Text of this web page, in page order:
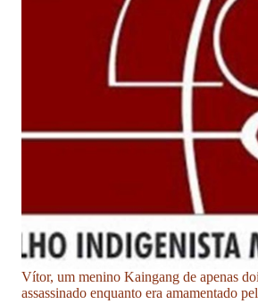
Vítor, um menino Kaingang de apenas
assassinado enquanto era amamentado